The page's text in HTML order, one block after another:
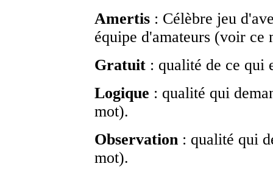
Amertis : Célèbre jeu
équipe d'amateurs (voir ce
Gratuit : qualité de ce qui
Logique : qualité qui
mot).
Observation : qualité qui
mot).